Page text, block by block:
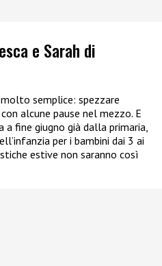
e Sarah di
molto semplice: spezzare
alcune pause nel mezzo. E
fine giugno già dalla primaria,
per i bambini dai 3 ai
estive non saranno così